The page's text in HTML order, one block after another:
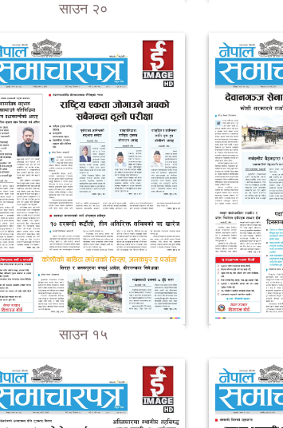
साउन २०
साउन १५